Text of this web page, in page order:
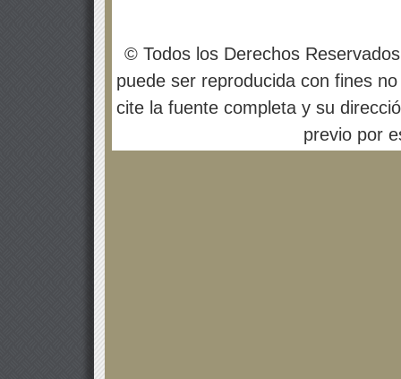
© Todos los Derechos
puede ser reproducida con fines
cite la fuente completa y su
previo por